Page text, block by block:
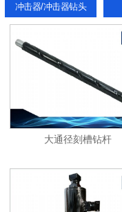
冲击器/冲击器钻头
大通径刻槽钻杆